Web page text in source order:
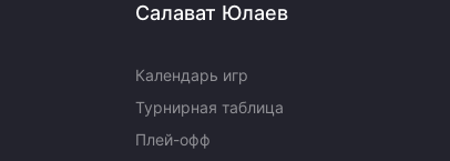
Салават Юлаев
Календарь игр
Турнирная таблица
Плей-офф